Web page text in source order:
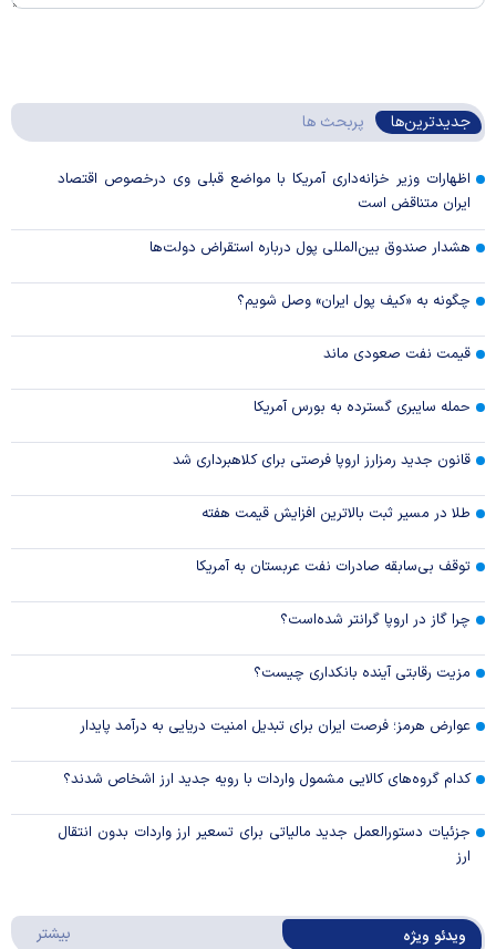
جدیدترین‌ها پربحث ها
اظهارات وزیر خزانه‌داری آمریکا با مواضع قبلی وی درخصوص اقتصاد
ایران متناقض است
هشدار صندوق بین‌المللی پول درباره استقراض دولت‌ها
چگونه به «کیف پول ایران» وصل شویم؟
قیمت نفت صعودی ماند
حمله سایبری گسترده به بورس آمریکا
قانون جدید رمزارز اروپا فرصتی برای کلاهبرداری شد
طلا در مسیر ثبت بالاترین افزایش قیمت هفته
توقف بی‌سابقه صادرات نفت عربستان به آمریکا
چرا گاز در اروپا گرانتر شده‌است؟
مزیت رقابتی آینده بانکداری چیست؟
عوارض هرمز؛ فرصت ایران برای تبدیل امنیت دریایی به درآمد پایدار
کدام گروه‌های کالایی مشمول واردات با رویه جدید ارز اشخاص شدند؟
جزئیات دستورالعمل جدید مالیاتی برای تسعیر ارز واردات بدون انتقال
ارز
ویدئو ویژه بیشتر